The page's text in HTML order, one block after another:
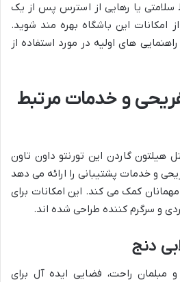
یا رهایی از استرس پس از یک
امکانات این باشگاه بهره مند شوید.
های اولیه در مورد استفاده از
و خدمات مرتبط
هیلتون گاردن این تورنتو داون تاون
و خدمات پشتیبانی را ارائه می دهد
کمک می کند. این امکانات برای
و سرگرم کننده طراحی شده اند.
دنج
مبلمان راحت، فضایی ایده آل برای